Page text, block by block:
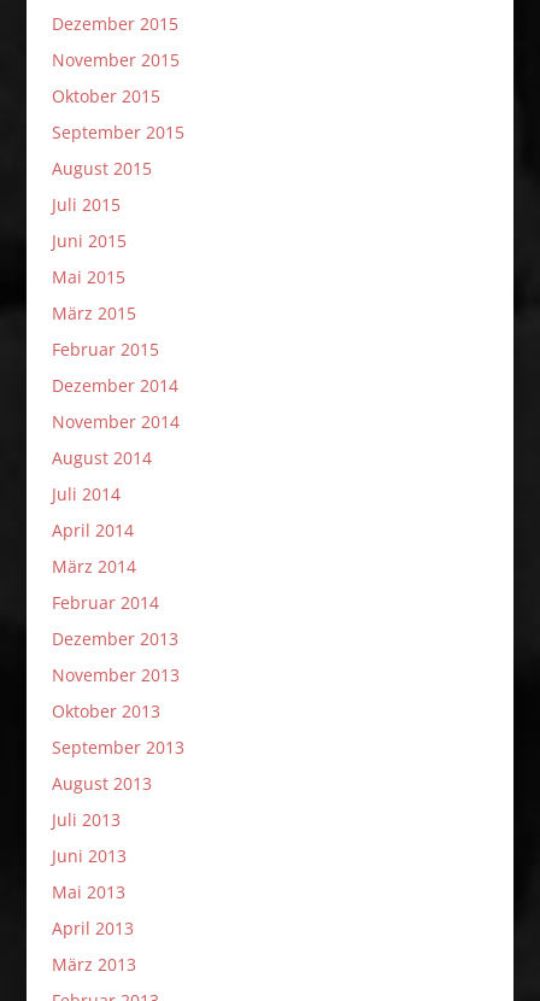
Dezember 2015
November 2015
Oktober 2015
September 2015
August 2015
Juli 2015
Juni 2015
Mai 2015
März 2015
Februar 2015
Dezember 2014
November 2014
August 2014
Juli 2014
April 2014
März 2014
Februar 2014
Dezember 2013
November 2013
Oktober 2013
September 2013
August 2013
Juli 2013
Juni 2013
Mai 2013
April 2013
März 2013